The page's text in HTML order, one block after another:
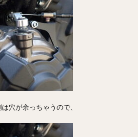
穴が余っちゃうので、